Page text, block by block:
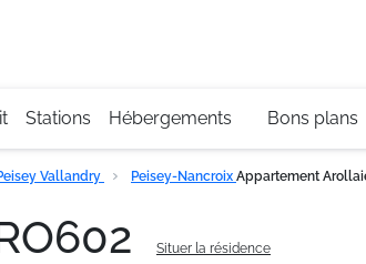
Stations Hébergements Bons plans
Vallandry Peisey-Nancroix Appartement
Situer la résidence